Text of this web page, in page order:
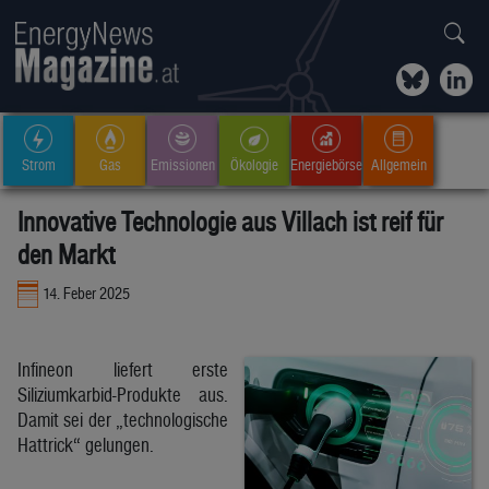
Strom Gas Emissionen Ökologie Energiebörse Allgemein
Innovative Technologie aus Villach ist reif für
den Markt
14. Feber 2025
Infineon liefert erste
Siliziumkarbid-Produkte aus.
Damit sei der „technologische
Hattrick“ gelungen.